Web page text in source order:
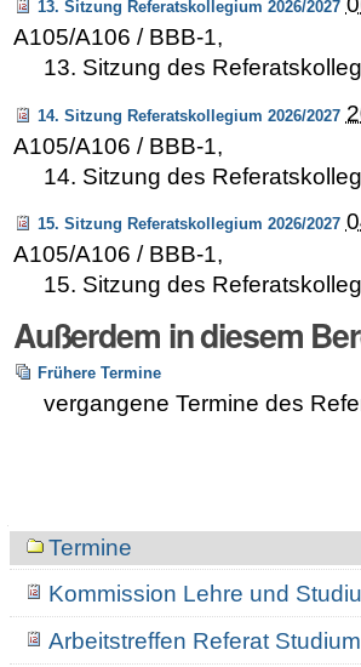
13. Sitzung Referatskollegium 2026/2027
A105/A106 / BBB-1,
13. Sitzung des
14. Sitzung Referatskollegium 2026/2027
A105/A106 / BBB-1,
14. Sitzung des
15. Sitzung Referatskollegium 2026/2027
A105/A106 / BBB-1,
15. Sitzung des
Außerdem in diesem
Frühere Termine
vergangene Termine des
NavigationTermine
Kommission Lehre und
Arbeitstreffen Referat